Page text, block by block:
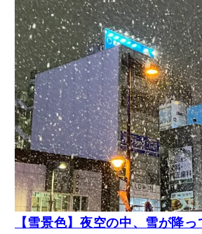
【雪景色】夜空の中、雪が降